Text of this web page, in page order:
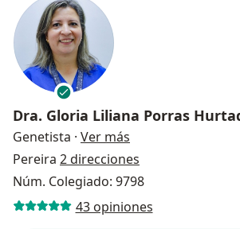
Dra. Gloria Liliana Porras
Genetista · Ver más
Pereira 2 direcciones
Núm. Colegiado: 9798
43 opiniones